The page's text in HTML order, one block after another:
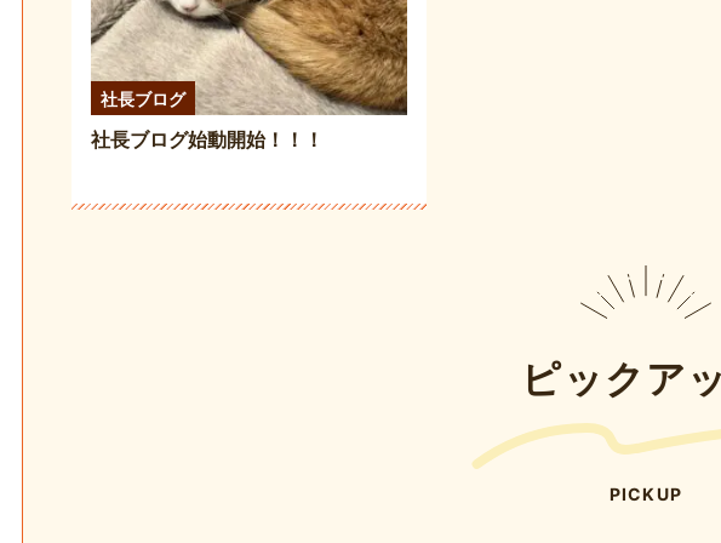
社長ブログ
社長ブログ始動開始！！！
ピックア
PICKUP